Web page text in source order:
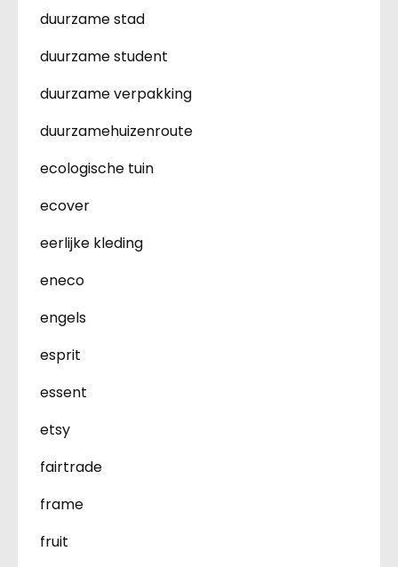
duurzame stad
duurzame student
duurzame verpakking
duurzamehuizenroute
ecologische tuin
ecover
eerlijke kleding
eneco
engels
esprit
essent
etsy
fairtrade
frame
fruit